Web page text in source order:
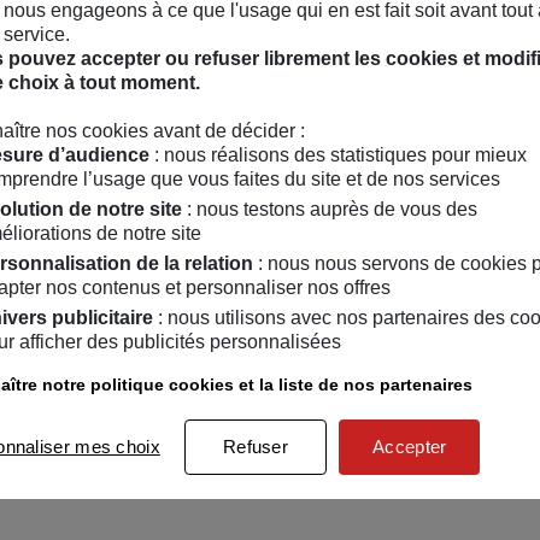
T. Brown ou encore Edmond Russo et Shlomi
2013) Comme interprète, il travaille avec les
les fantômes, Les Gonflés), Charlotte Rousseau (Oubli
Jenny (T’es qui toi ?, (E+)E 2 ) mais aussi le collectif Le
MOMENT, 3h33…), Christian Ubl (La Cinquième
Par ailleurs, il a monté sa propre compagnie, Blandine,
Yoann Hourcade sur : Facebook
nous engageons à ce que l'usage qui en est fait soit avant tout
pouvez accepter ou refuser librement les cookies et
choix à tout moment.
nos cookies avant de décider :
d’audience : nous réalisons des statistiques pour mieux
l’usage que vous faites du site et de nos services
de notre site : nous testons auprès de vous des
de notre site
de la relation : nous nous servons de cookies
nos contenus et personnaliser nos offres
publicitaire : nous utilisons avec nos partenaires des
afficher des publicités personnalisées
notre politique cookies et la liste de nos partenaires
mes choix Refuser Accepter